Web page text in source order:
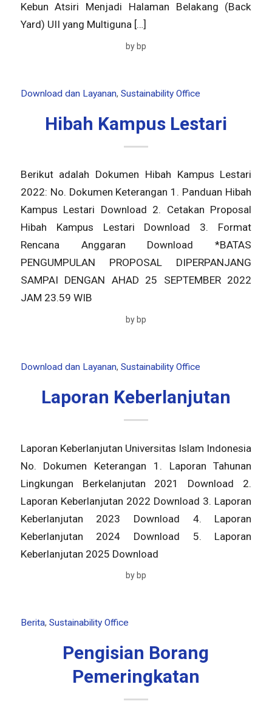
Kebun Atsiri Menjadi Halaman Belakang (Back
Yard) UII yang Multiguna […]
by bp
Download dan Layanan, Sustainability Office
Hibah Kampus Lestari
Berikut adalah Dokumen Hibah Kampus Lestari
2022: No. Dokumen Keterangan 1. Panduan Hibah
Kampus Lestari Download 2. Cetakan Proposal
Hibah Kampus Lestari Download 3. Format
Rencana Anggaran Download *BATAS
PENGUMPULAN PROPOSAL DIPERPANJANG
SAMPAI DENGAN AHAD 25 SEPTEMBER 2022
JAM 23.59 WIB
by bp
Download dan Layanan, Sustainability Office
Laporan Keberlanjutan
Laporan Keberlanjutan Universitas Islam Indonesia
No. Dokumen Keterangan 1. Laporan Tahunan
Lingkungan Berkelanjutan 2021 Download 2.
Laporan Keberlanjutan 2022 Download 3. Laporan
Keberlanjutan 2023 Download 4. Laporan
Keberlanjutan 2024 Download 5. Laporan
Keberlanjutan 2025 Download
by bp
Berita, Sustainability Office
Pengisian Borang
Pemeringkatan